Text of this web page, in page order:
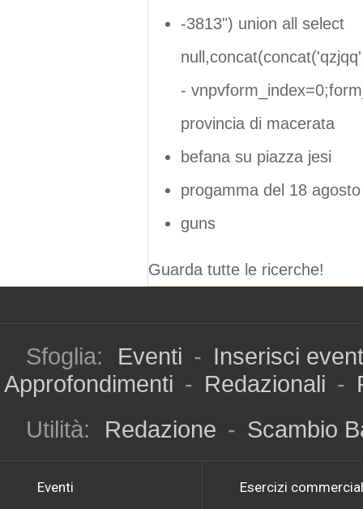
-3813") union all select
-
provincia di macerata
befana su piazza jesi
progamma del 18 agosto
guns
Guarda tutte le ricerche!
Sfoglia: Eventi - Inserisci
Approfondimenti - Redazionali -
Utilità:
Redazione - Scambio
Eventi Esercizi